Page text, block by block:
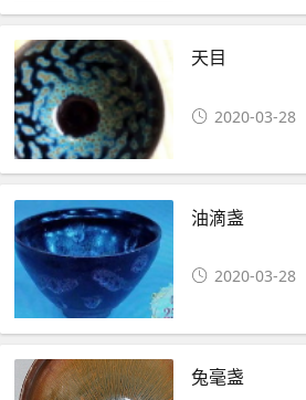
天目
2020-03-28
油滴盏
2020-03-28
兔毫盏